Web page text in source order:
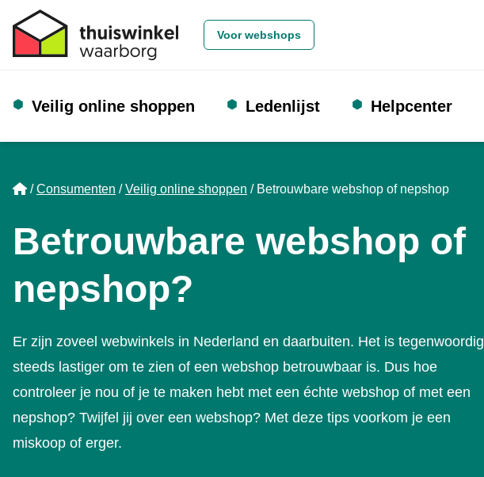
Voor webshops
Veilig online shoppen Ledenlijst Helpcenter
Home
Consumenten Veilig online shoppen Betrouwbare webshop of nepshop
Betrouwbare webshop of
nepshop?
Er zijn zoveel webwinkels in Nederland en daarbuiten. Het is tegenwoordig
steeds lastiger om te zien of een webshop betrouwbaar is. Dus hoe
controleer je nou of je te maken hebt met een échte webshop of met een
nepshop? Twijfel jij over een webshop? Met deze tips voorkom je een
miskoop of erger.